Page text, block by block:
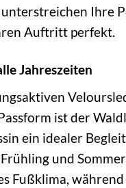
Ihre
Auftritt perfekt.
Jahreszeiten
ist der
ein idealer
Frühling und
Fußklima,